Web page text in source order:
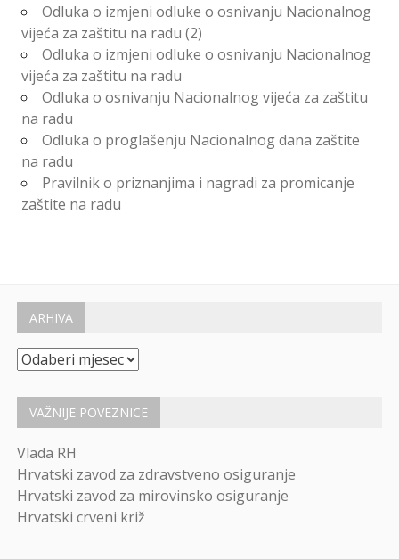
Odluka o izmjeni odluke o osnivanju Nacionalnog
vijeća za zaštitu na radu (2)
Odluka o izmjeni odluke o osnivanju Nacionalnog
vijeća za zaštitu na radu
Odluka o osnivanju Nacionalnog vijeća za zaštitu
na radu
Odluka o proglašenju Nacionalnog dana zaštite
na radu
Pravilnik o priznanjima i nagradi za promicanje
zaštite na radu
ARHIVA
Arhiva
VAŽNIJE POVEZNICE
Vlada RH
Hrvatski zavod za zdravstveno osiguranje
Hrvatski zavod za mirovinsko osiguranje
Hrvatski crveni križ